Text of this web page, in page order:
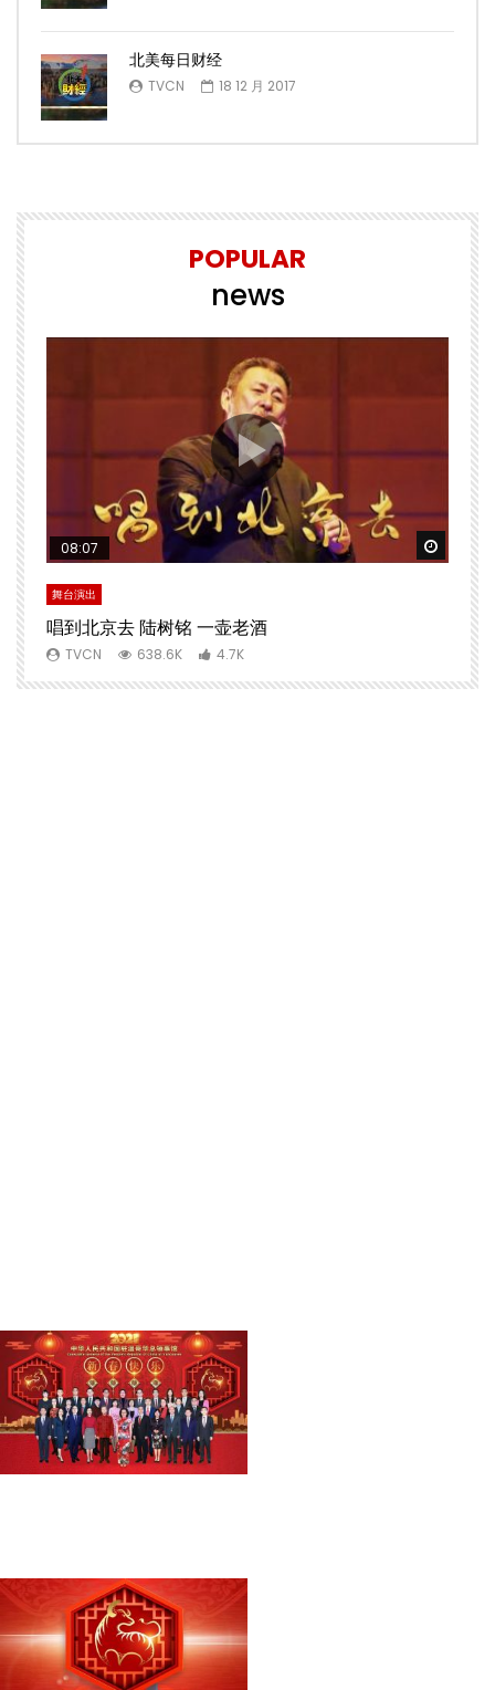
北美每日财经
TVCN 18 12 月 2017
POPULAR
news
Watch Later
08:07
舞台演出
唱到北京去 陆树铭 一壶老酒
TVCN 638.6K 4.7K